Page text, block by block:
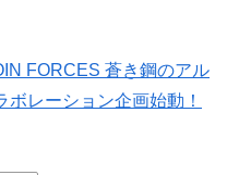
FORCES 蒼き鋼のアル
ボレーション企画始動！